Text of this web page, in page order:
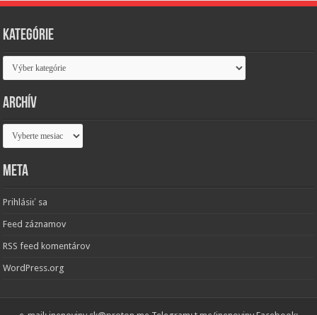
Kategórie
Kategórie
Archív
Archív
Meta
Prihlásiť sa
Feed záznamov
RSS feed komentárov
WordPress.org